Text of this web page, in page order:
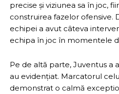
precise și viziunea sa în joc,
construirea fazelor ofensive.
echipei a avut câteva
echipa în joc în momentele
Pe de altă parte, Juventus a
au evidențiat. Marcatorul
demonstrat o calmă